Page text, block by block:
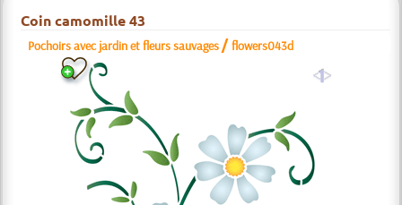
Coin camomille 43
Pochoirs avec jardin et fleurs sauvages /flowers043d
a